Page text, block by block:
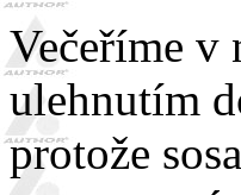
Večeříme v
ulehnutím
protože